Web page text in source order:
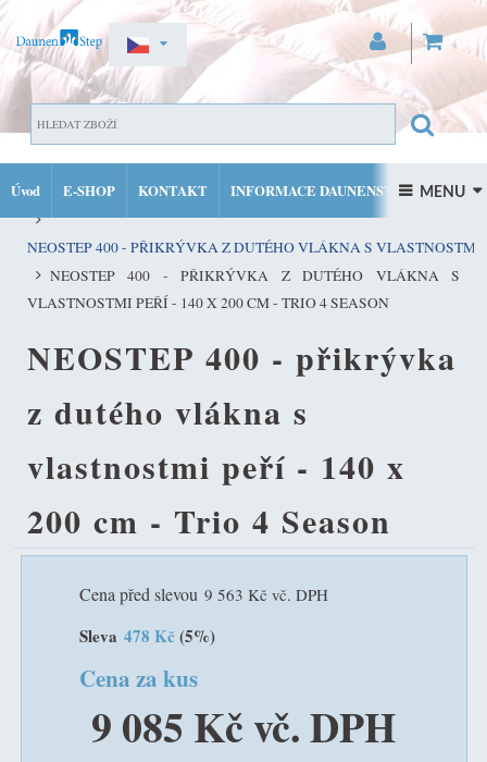
PŘIHLÁSIT SE
Úvod E-SHOP KONTAKT INFORMACE DAUNENSTEP
FACEBOOK INSTAGRAM
 MENU 
DOMŮ
PŘIKRÝVKY, POLŠTÁŘE, TOPPERY Z DUTÉHO VLÁKNA S
NEOSTEP 400 - PŘIKRÝVKA Z DUTÉHO VLÁKNA S VLASTNOSTMI
NEOSTEP 400 - PŘIKRÝVKA Z DUTÉHO VLÁKNA S
VLASTNOSTMI PEŘÍ - 140 X 200 CM - TRIO 4 SEASON
NEOSTEP 400 - přikrývka
z dutého vlákna s
vlastnostmi peří - 140 x
200 cm - Trio 4 Season
Cena před slevou 9 563 Kč vč. DPH
Sleva 478 Kč (5%)
Cena za kus
9 085 Kč vč. DPH